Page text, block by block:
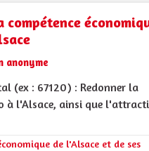
compétence
anonyme
(ex : 67120) : Redonner la
à l'Alsace, ainsi que
de la catégorie :
de l'Alsace et de ses